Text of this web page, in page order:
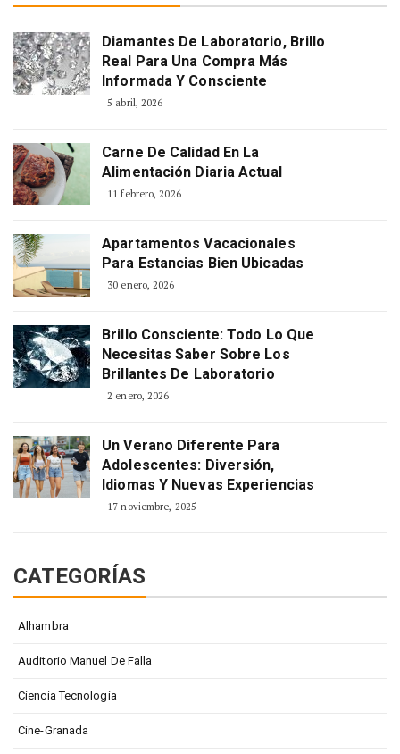
Diamantes De Laboratorio, Brillo
Real Para Una Compra Más
Informada Y Consciente
5 abril, 2026
Carne De Calidad En La
Alimentación Diaria Actual
11 febrero, 2026
Apartamentos Vacacionales
Para Estancias Bien Ubicadas
30 enero, 2026
Brillo Consciente: Todo Lo Que
Necesitas Saber Sobre Los
Brillantes De Laboratorio
2 enero, 2026
Un Verano Diferente Para
Adolescentes: Diversión,
Idiomas Y Nuevas Experiencias
17 noviembre, 2025
CATEGORÍAS
Alhambra
Auditorio Manuel De Falla
Ciencia Tecnología
Cine-Granada